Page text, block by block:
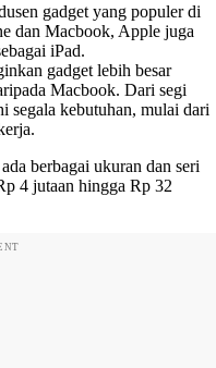
gadget yang populer di
dan Macbook, Apple juga
iPad.
gadget lebih besar
Macbook. Dari segi
segala kebutuhan, mulai dari
berbagai ukuran dan seri
4 jutaan hingga Rp 32